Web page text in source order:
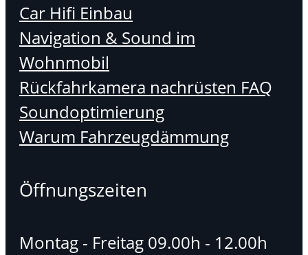
Car Hifi Einbau
Navigation & Sound im
Wohnmobil
Rückfahrkamera nachrüsten FAQ
Soundoptimierung
Warum Fahrzeugdämmung
Öffnungszeiten
Montag - Freitag 09.00h - 12.00h